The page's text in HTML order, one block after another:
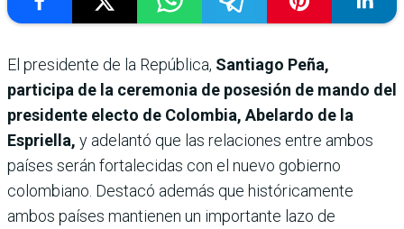
El presidente de la República, Santiago Peña,
participa de la ceremonia de posesión de mando del
presidente electo de Colombia, Abelardo de la
Espriella, y adelantó que las relaciones entre ambos
países serán fortalecidas con el nuevo gobierno
colombiano. Destacó además que históricamente
ambos países mantienen un importante lazo de